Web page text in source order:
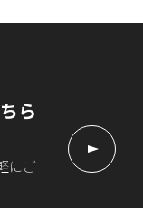
ら
にご